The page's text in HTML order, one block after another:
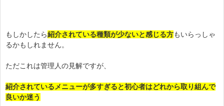
もしかしたら紹介されている種類が少ないと感じる方もいらっしゃ
るかもしれません。
ただこれは管理人の見解ですが、
紹介されているメニューが多すぎると初心者はどれから取り組んで
良いか迷う